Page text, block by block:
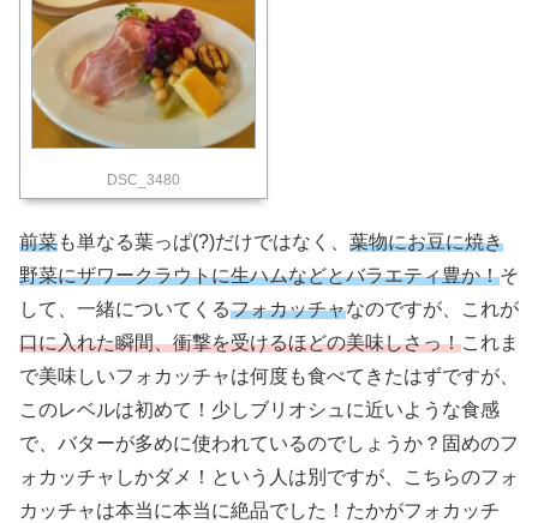
DSC_3480
前菜も単なる葉っぱ(?)だけではなく、 葉物にお豆に焼き
野菜にザワークラウトに生ハムなどとバラエティ豊か！そ
して、一緒についてくるフォカッチャなのですが、これが
口に入れた瞬間、衝撃を受けるほどの美味しさっ！これま
で美味しいフォカッチャは何度も食べてきたはずですが、
このレベルは初めて！少しブリオシュに近いような食感
で、バターが多めに使われているのでしょうか？固めのフ
ォカッチャしかダメ！という人は別ですが、こちらのフォ
カッチャは本当に本当に絶品でした！たかがフォカッチ